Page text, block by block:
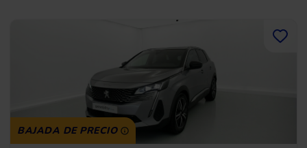
BAJADA DE PRECIO